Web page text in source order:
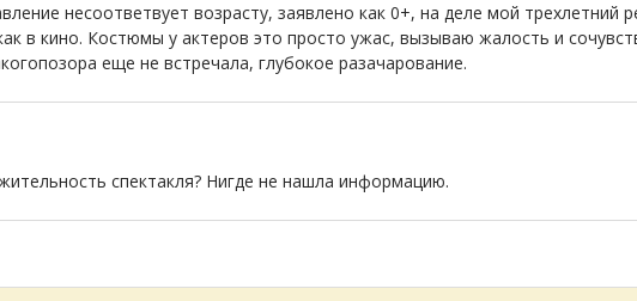
несоответвует возрасту, заявлено как 0+, на деле мой трехлетний
в кино. Костюмы у актеров это просто ужас, вызываю жалость и
еще не встречала, глубокое разачарование.
спектакля? Нигде не нашла информацию.